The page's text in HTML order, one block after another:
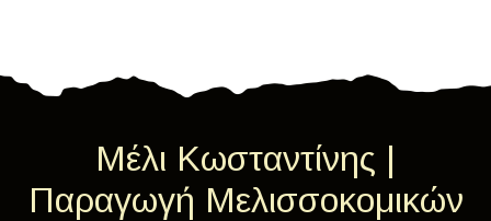
Μέλι Κωσταντίνης |
Παραγωγή Μελισσοκομικών